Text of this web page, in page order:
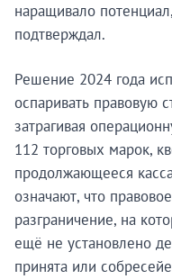
наращивало
подтверждал.
Решение 2024 года
оспаривать правовую
затрагивая
112 торговых марок,
продолжающееся
означают, что
разграничение, на
ещё не установлено
принята или